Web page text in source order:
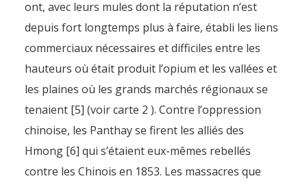
ont, avec leurs mules dont la réputation n’est
depuis fort longtemps plus à faire, établi les liens
commerciaux nécessaires et difficiles entre les
hauteurs où était produit l’opium et les vallées et
les plaines où les grands marchés régionaux se
tenaient [5] (voir carte 2 ). Contre l’oppression
chinoise, les Panthay se firent les alliés des
Hmong [6] qui s’étaient eux-mêmes rebellés
contre les Chinois en 1853. Les massacres que